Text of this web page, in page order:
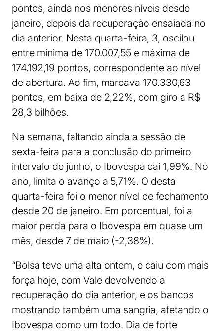
pontos, ainda nos menores níveis desde
janeiro, depois da recuperação ensaiada no
dia anterior. Nesta quarta-feira, 3, oscilou
entre mínima de 170.007,55 e máxima de
174.192,19 pontos, correspondente ao nível
de abertura. Ao fim, marcava 170.330,63
pontos, em baixa de 2,22%, com giro a R$
28,3 bilhões.
Na semana, faltando ainda a sessão de
sexta-feira para a conclusão do primeiro
intervalo de junho, o Ibovespa cai 1,99%. No
ano, limita o avanço a 5,71%. O desta
quarta-feira foi o menor nível de fechamento
desde 20 de janeiro. Em porcentual, foi a
maior perda para o Ibovespa em quase um
mês, desde 7 de maio (-2,38%).
“Bolsa teve uma alta ontem, e caiu com mais
força hoje, com Vale devolvendo a
recuperação do dia anterior, e os bancos
mostrando também uma sangria, afetando o
Ibovespa como um todo. Dia de forte